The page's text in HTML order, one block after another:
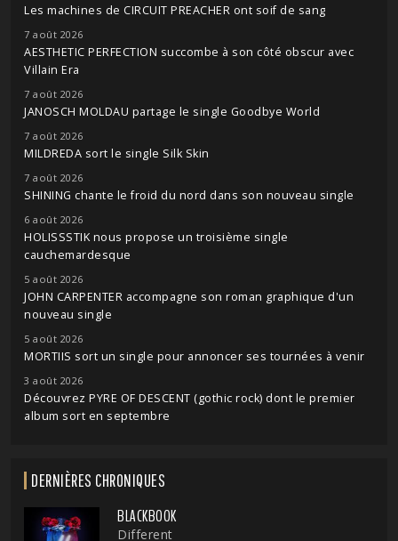
Les machines de CIRCUIT PREACHER ont soif de sang
7 août 2026
AESTHETIC PERFECTION succombe à son côté obscur avec
Villain Era
7 août 2026
JANOSCH MOLDAU partage le single Goodbye World
7 août 2026
MILDREDA sort le single Silk Skin
7 août 2026
SHINING chante le froid du nord dans son nouveau single
6 août 2026
HOLISSSTIK nous propose un troisième single
cauchemardesque
5 août 2026
JOHN CARPENTER accompagne son roman graphique d'un
nouveau single
5 août 2026
MORTIIS sort un single pour annoncer ses tournées à venir
3 août 2026
Découvrez PYRE OF DESCENT (gothic rock) dont le premier
album sort en septembre
DERNIÈRES CHRONIQUES
BLACKBOOK
Different